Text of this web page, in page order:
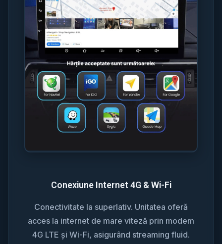
Conexiune Internet 4G & Wi-Fi
Conectivitate la superlativ. Unitatea oferă
acces la internet de mare viteză prin modem
4G LTE și Wi-Fi, asigurând streaming fluid.